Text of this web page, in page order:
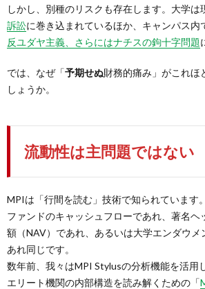
しかし、別種のリスクも存在します。大学は
訴訟に巻き込まれているほか、キャンパス内
反ユダヤ主義、さらにはナチスの鉤十字問題
では、なぜ「予期せぬ財務的痛み」がこれほ
しょうか。
流動性は主問題ではない
MPIは「行間を読む」技術で知られています
ファンドのキャッシュフローであれ、著名ヘ
額（NAV）であれ、あるいは大学エンダウメ
あれ同じです。
数年前、我々はMPI Stylusの分析機能を活用
エリート機関の内部構造を読み解くための「